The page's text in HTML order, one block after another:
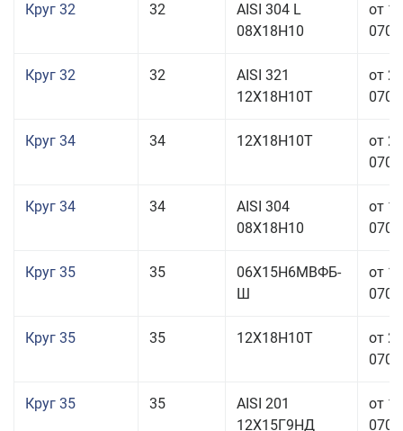
Круг 32 32
AISI 304 L
08Х18Н10
от
Круг 32 32
AISI 321
12Х18Н10Т
от
Круг 34 34 12Х18Н10Т
от
Круг 34 34
AISI 304
08Х18Н10
от
Круг 35 35
06Х15Н6МВФБ-
Ш
от
Круг 35 35 12Х18Н10Т
от
Круг 35 35
AISI 201
12Х15Г9НД
от